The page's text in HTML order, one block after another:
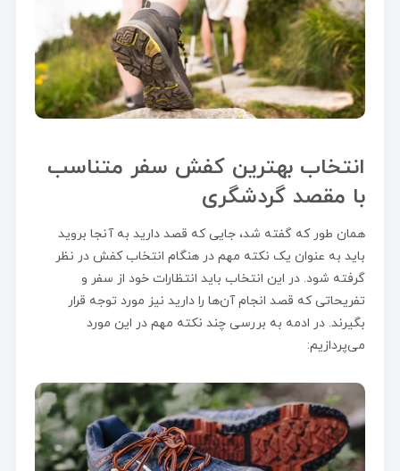
انتخاب بهترین کفش سفر متناسب
با مقصد گردشگری
همان طور که گفته شد، جایی که قصد دارید به آنجا بروید
باید به عنوان یک نکته مهم در هنگام انتخاب کفش در نظر
گرفته شود. در این انتخاب باید انتظارات خود از سفر و
تفریحاتی که قصد انجام آن‌ها را دارید نیز مورد توجه قرار
بگیرند. در ادمه به بررسی چند نکته مهم در این مورد
می‌پردازیم: